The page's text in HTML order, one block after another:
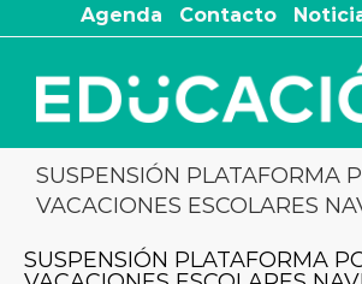
al
contenido
Agenda Contacto
SUSPENSIÓN PLATAFORMA
VACACIONES ESCOLARES
SUSPENSIÓN PLATAFORMA